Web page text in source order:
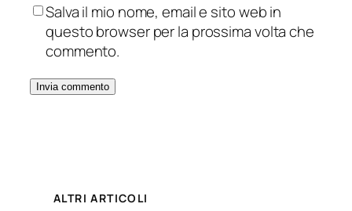
Salva il mio nome, email e sito web in
questo browser per la prossima volta che
commento.
ALTRI ARTICOLI